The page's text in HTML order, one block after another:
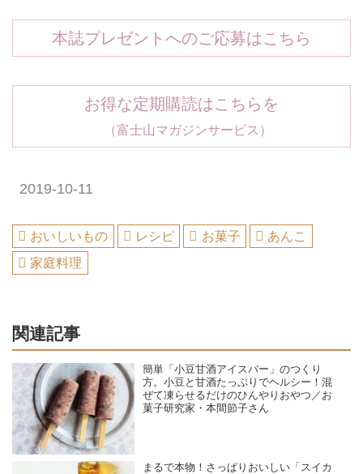
本誌プレゼントへのご応募はこちら
お得な定期購読はこちらを
（富士山マガジンサービス）
2019-10-11
おいしいもの レシピ お菓子
あんこ
家庭料理
関連記事
簡単「小豆甘酒アイスバー」のつくり
方。小豆と甘酒たっぷりでヘルシー！混
ぜて凍らせるだけのひんやりおやつ／お
菓子研究家・本間節子さん
まるで本物！さっぱりおいしい「スイカ